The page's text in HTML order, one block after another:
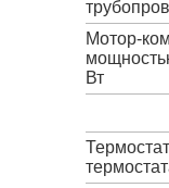
Мотор-
Вт